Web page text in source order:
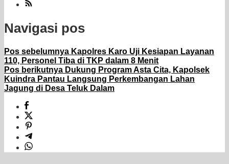
Navigasi pos
Pos sebelumnya Kapolres Karo Uji Kesiapan Layanan
110, Personel Tiba di TKP dalam 8 Menit
Pos berikutnya Dukung Program Asta Cita, Kapolsek
Kuindra Pantau Langsung Perkembangan Lahan
Jagung di Desa Teluk Dalam